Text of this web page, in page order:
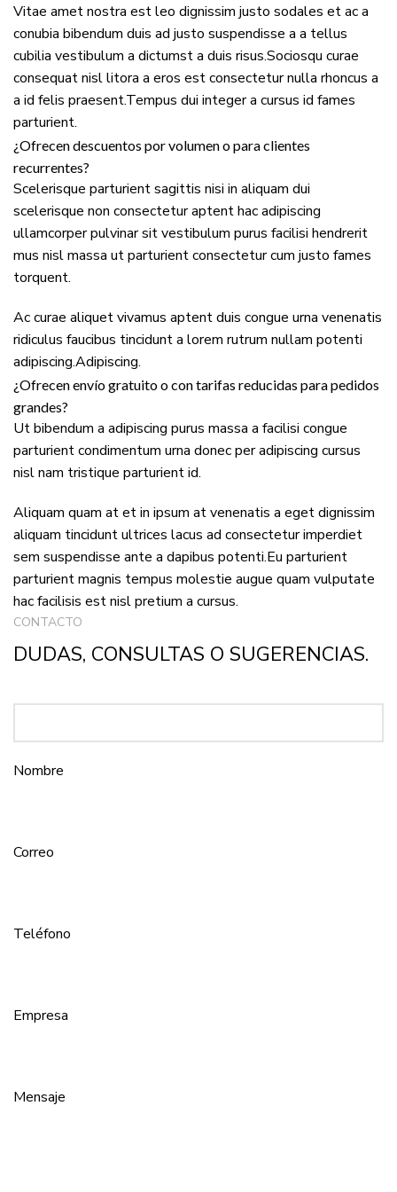
Vitae amet nostra est leo dignissim justo sodales et ac a
conubia bibendum duis ad justo suspendisse a a tellus
cubilia vestibulum a dictumst a duis risus.Sociosqu curae
consequat nisl litora a eros est consectetur nulla rhoncus a
a id felis praesent.Tempus dui integer a cursus id fames
parturient.
¿Ofrecen descuentos por volumen o para clientes
recurrentes?
Scelerisque parturient sagittis nisi in aliquam dui
scelerisque non consectetur aptent hac adipiscing
ullamcorper pulvinar sit vestibulum purus facilisi hendrerit
mus nisl massa ut parturient consectetur cum justo fames
torquent.
Ac curae aliquet vivamus aptent duis congue urna venenatis
ridiculus faucibus tincidunt a lorem rutrum nullam potenti
adipiscing.Adipiscing.
¿Ofrecen envío gratuito o con tarifas reducidas para pedidos
grandes?
Ut bibendum a adipiscing purus massa a facilisi congue
parturient condimentum urna donec per adipiscing cursus
nisl nam tristique parturient id.
Aliquam quam at et in ipsum at venenatis a eget dignissim
aliquam tincidunt ultrices lacus ad consectetur imperdiet
sem suspendisse ante a dapibus potenti.Eu parturient
parturient magnis tempus molestie augue quam vulputate
hac facilisis est nisl pretium a cursus.
CONTACTO
DUDAS, CONSULTAS O SUGERENCIAS.
Nombre
Correo
Teléfono
Empresa
Mensaje